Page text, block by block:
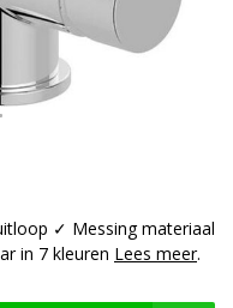
✓ Messing materiaal
in 7 kleuren Lees meer.